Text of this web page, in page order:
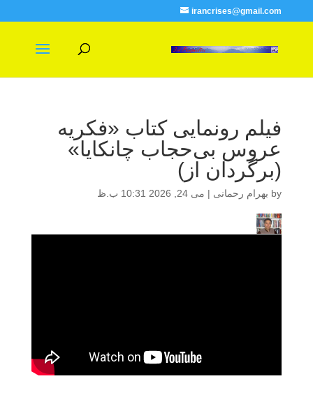
irancrises@gmail.com
فیلم رونمایی کتاب «فکریه
عروس بی‌حجاب چانکایا»
(برگردان از)
by بهرام رحمانی | می 24, 2026 10:31 ب.ظ